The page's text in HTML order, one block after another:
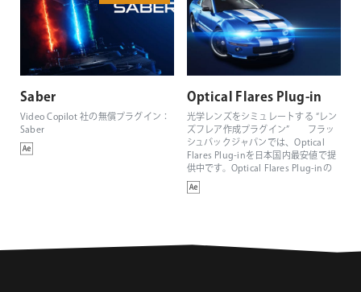
Saber
Video Copilot 社の無償プラグイン：
Saber
Optical Flares Plug-in
光学レンズをシミュレートする “レン
ズフレア作成プラグイン” フラッ
シュバックジャパンでは、Optical
Flares Plug-inを日本国内最安値で提
供中です。Optical Flares Plug-inの
新規ライセンスは22,880円(税込)で
す。